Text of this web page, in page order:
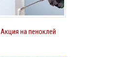
Акция на пеноклей